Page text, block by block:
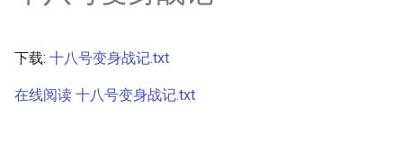
搜
索
其他信息 [Processed Page
下载: 十八号变身战记.txt
在线阅读 十八号变身战记.txt